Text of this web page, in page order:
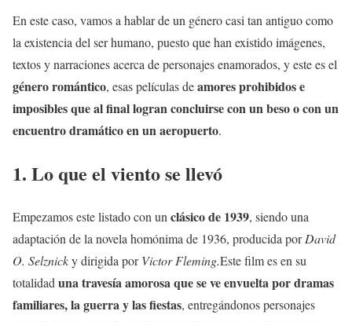
En este caso, vamos a hablar de un género casi tan antiguo como
la existencia del ser humano, puesto que han existido imágenes,
textos y narraciones acerca de personajes enamorados, y este es el
género romántico, esas películas deamores prohibidos e
imposibles que al final logran concluirse con un beso o con un
encuentro dramático en un aeropuerto.
1. Lo que el viento se llevó
Empezamos este listado con un clásico de 1939, siendo una
adaptación de la novela homónima de 1936, producida porDavid
O. Selznicky dirigida porVictor Fleming.Este film es en su
totalidad una travesía amorosa que se ve envuelta por dramas
familiares, la guerra y las fiestas, entregándonos personajes